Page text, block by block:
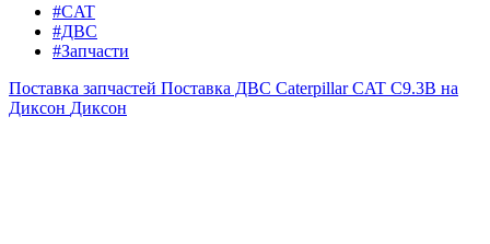
#CAT
#ДВС
#Запчасти
Поставка запчастей Поставка ДВС Caterpillar CAT C9.3B на
Диксон Диксон